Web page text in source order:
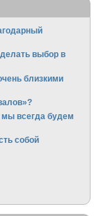
выбор в
близкими
всегда будем
собой